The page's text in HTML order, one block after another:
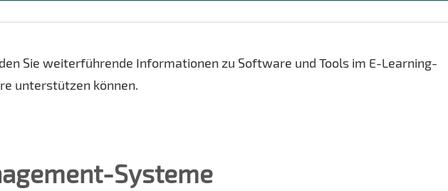
Sie weiterführende Informationen zu Software und Tools im E-Learning-
unterstützen können.
Systeme